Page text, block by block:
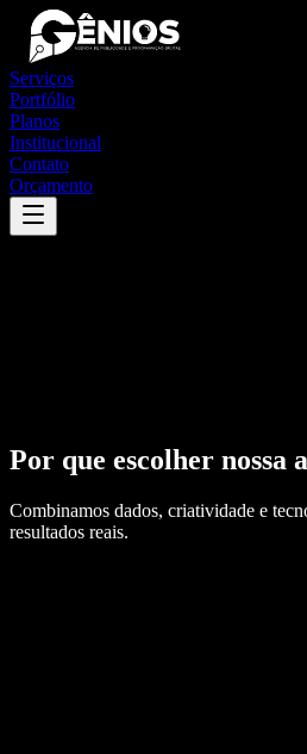
Serviços
Portfólio
Planos
Institucional
Contato
Orçamento
Por que escolher nossa
Combinamos dados, criatividade e
resultados reais.